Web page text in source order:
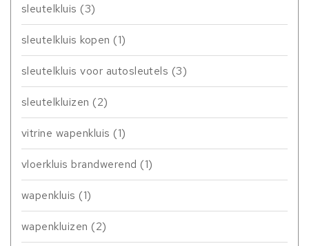
sleutelkluis (3)
sleutelkluis kopen (1)
sleutelkluis voor autosleutels (3)
sleutelkluizen (2)
vitrine wapenkluis (1)
vloerkluis brandwerend (1)
wapenkluis (1)
wapenkluizen (2)